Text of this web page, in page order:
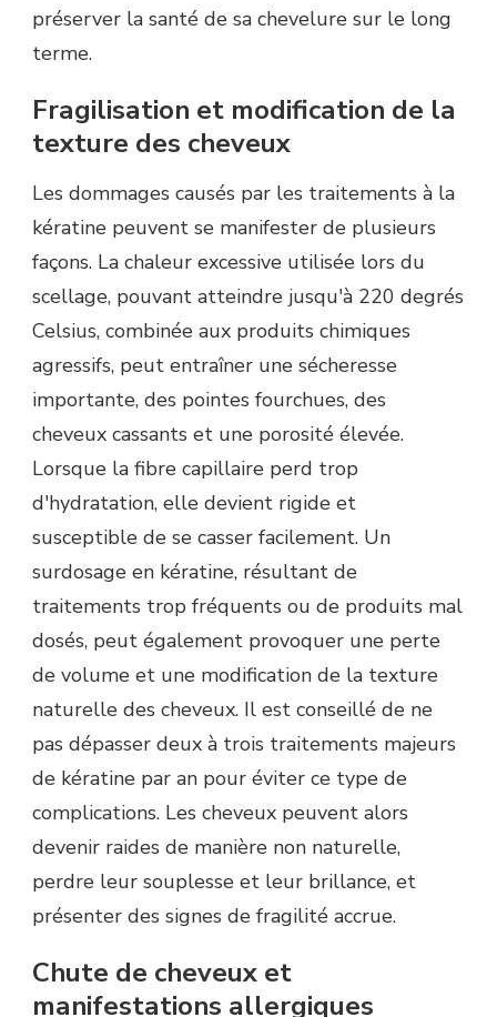
préserver la santé de sa chevelure sur le long
terme.
Fragilisation et modification de la
texture des cheveux
Les dommages causés par les traitements à la
kératine peuvent se manifester de plusieurs
façons. La chaleur excessive utilisée lors du
scellage, pouvant atteindre jusqu'à 220 degrés
Celsius, combinée aux produits chimiques
agressifs, peut entraîner une sécheresse
importante, des pointes fourchues, des
cheveux cassants et une porosité élevée.
Lorsque la fibre capillaire perd trop
d'hydratation, elle devient rigide et
susceptible de se casser facilement. Un
surdosage en kératine, résultant de
traitements trop fréquents ou de produits mal
dosés, peut également provoquer une perte
de volume et une modification de la texture
naturelle des cheveux. Il est conseillé de ne
pas dépasser deux à trois traitements majeurs
de kératine par an pour éviter ce type de
complications. Les cheveux peuvent alors
devenir raides de manière non naturelle,
perdre leur souplesse et leur brillance, et
présenter des signes de fragilité accrue.
Chute de cheveux et
manifestations allergiques